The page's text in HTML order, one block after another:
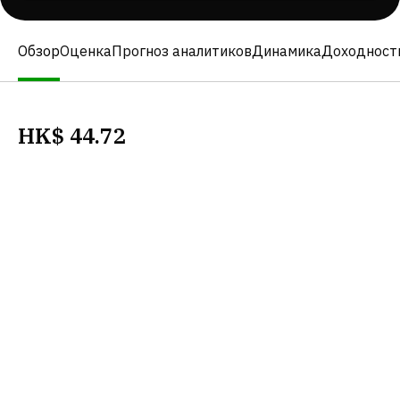
ОбзорОценкаПрогноз аналитиковДинамика
HK$ 44.72